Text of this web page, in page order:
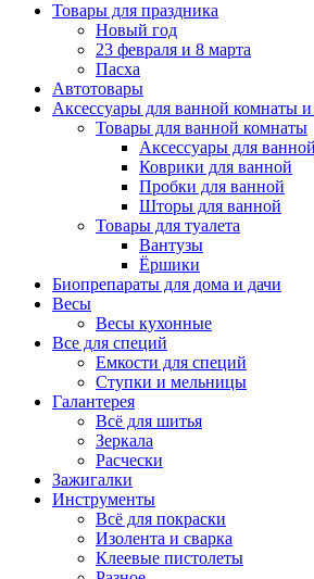
Товары для праздника
Новый год
23 февраля и 8 марта
Пасха
Автотовары
Аксессуары для ванной комнаты и
Товары для ванной комнаты
Аксессуары для ванной
Коврики для ванной
Пробки для ванной
Шторы для ванной
Товары для туалета
Вантузы
Ёршики
Биопрепараты для дома и дачи
Весы
Весы кухонные
Все для специй
Емкости для специй
Ступки и мельницы
Галантерея
Всё для шитья
Зеркала
Расчески
Зажигалки
Инструменты
Всё для покраски
Изолента и сварка
Клеевые пистолеты